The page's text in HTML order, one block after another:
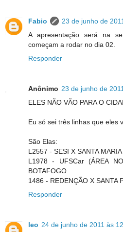
Fabio
23 de junho de
A apresentação será na
começam a rodar no dia 02.
Responder
Anônimo 23 de junho de
ELES NÃO VÃO PARA O
Eu só sei três linhas que eles
São Elas:
L2557 - SESI X SANTA
L1978 - UFSCar (ÁREA
BOTAFOGO
1486 - REDENÇÃO X SANTA
Responder
leo 24 de junho de 2011 às